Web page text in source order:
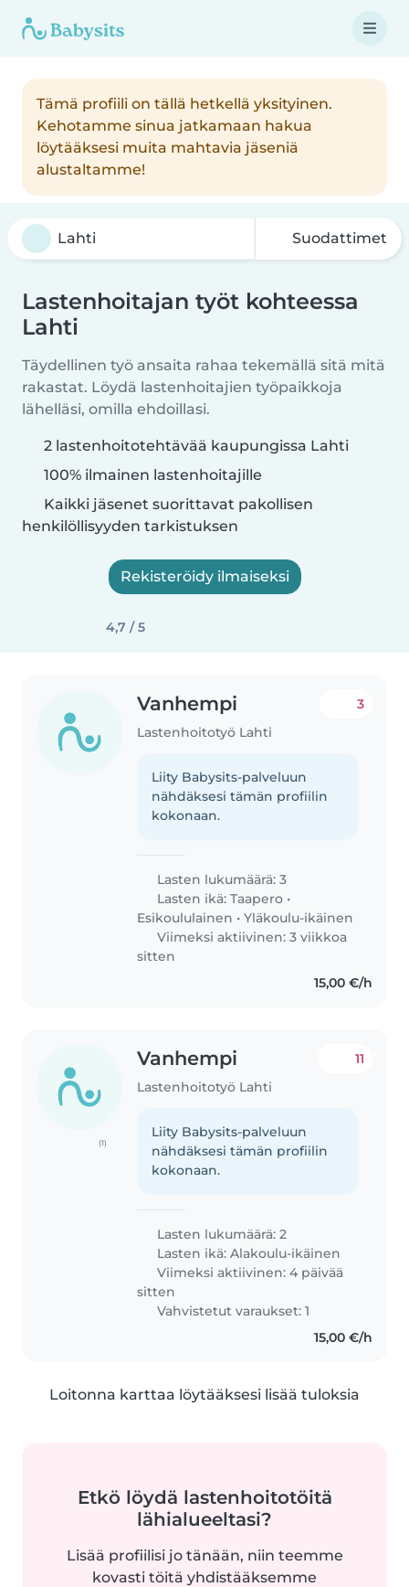
Tämä profiili on tällä hetkellä yksityinen.
Kehotamme sinua jatkamaan hakua
löytääksesi muita mahtavia jäseniä
alustaltamme!
Suodattimet
Lastenhoitajan työt kohteessa
Lahti
Täydellinen työ ansaita rahaa tekemällä sitä mitä
rakastat. Löydä lastenhoitajien työpaikkoja
lähelläsi, omilla ehdoillasi.
2 lastenhoitotehtävää kaupungissa Lahti
100% ilmainen lastenhoitajille
Kaikki jäsenet suorittavat pakollisen
henkilöllisyyden tarkistuksen
Rekisteröidy ilmaiseksi
4,7 / 5
Vanhempi
Lastenhoitotyö Lahti
3
Liity Babysits-palveluun
nähdäksesi tämän profiilin
kokonaan.
Lasten lukumäärä: 3
Lasten ikä:Taapero •
Esikoululainen •Yläkoulu-ikäinen
Viimeksi aktiivinen: 3 viikkoa
sitten
15,00 €/h
(1)
Vanhempi
Lastenhoitotyö Lahti
11
Liity Babysits-palveluun
nähdäksesi tämän profiilin
kokonaan.
Lasten lukumäärä: 2
Lasten ikä:Alakoulu-ikäinen
Viimeksi aktiivinen: 4 päivää
sitten
Vahvistetut varaukset: 1
15,00 €/h
Loitonna karttaa löytääksesi lisää tuloksia
Etkö löydä lastenhoitotöitä
lähialueeltasi?
Lisää profiilisi jo tänään, niin teemme
kovasti töitä yhdistääksemme